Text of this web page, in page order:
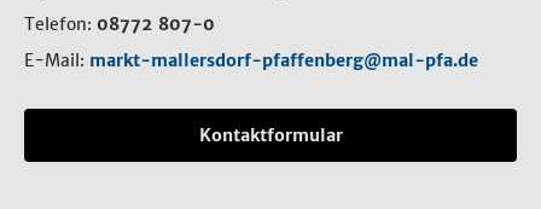
Telefon: 08772 807-0
E-Mail: markt-mallersdorf-pfaffenberg@mal-pfa.de
Kontaktformular